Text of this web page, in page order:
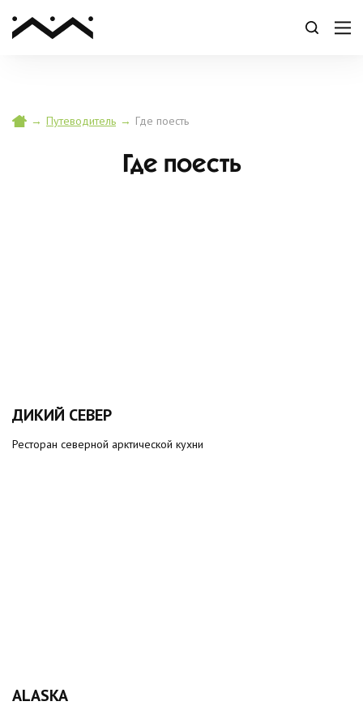
→ Путеводитель → Где поесть
Где поесть
ДИКИЙ СЕВЕР
Ресторан северной арктической кухни
ALASKA